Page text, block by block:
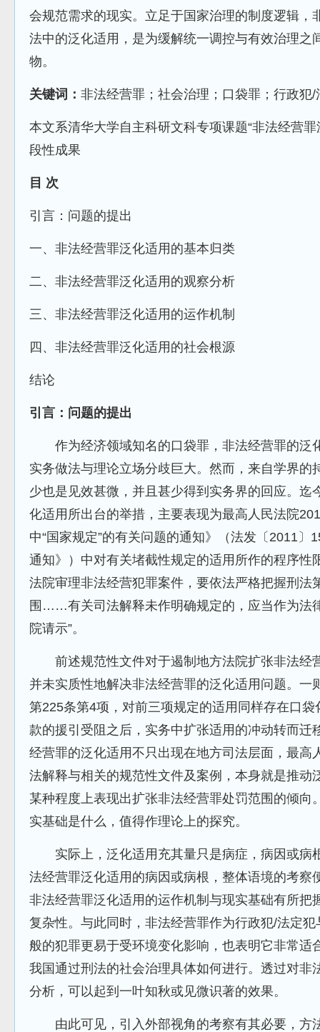
会规范需求的现实。立足于国家治理的制度逻辑，
法中的泛化适用，是为缓解统一调控与有效治理之
物。
关键词： 非法经营罪；社会治理；口袋罪；行政犯
本文系清华大学自主科研文科专项课题“非法经营
段性成果
目 次
引言：问题的提出
一、非法经营罪泛化适用的基本归类
二、非法经营罪泛化适用的观察分析
三、非法经营罪泛化适用的运作机制
四、非法经营罪泛化适用的社会根源
结论
引言：问题的提出
作为经济领域知名的口袋罪，非法经营罪的泛
实务做法与理论立场分歧巨大。然而，来自学界的
少也是见效甚微，并且甚少得到实务界的回应。迄
化适用所出台的举措，主要表现为最高人民法院
中“国家规定”的有关问题的通知》（法发〔2011〕
通知》）中对有关堵截性规定的适用所作的程序性
法院审理非法经营犯罪案件，要依法严格把握刑法
围……有关司法解释未作明确规定的，应当作为法
院请示”。
前述规范性文件对于遏制地方法院扩张非法经
并未实质性地解决非法经营罪的泛化适用问题。一
第225条第4项，对前三项规定的适用同样存在口
款的援引受阻之后，实务中扩张适用的冲动转而迁
经营罪的泛化适用不只出现在地方司法层面，最高
法解释与相关的规范性文件及案例，本身就是推动
某种程度上表现出扩张非法经营罪处罚范围的倾向
实基础是什么，值得作理论上的探究。
实际上，泛化适用充其量只是病症，病因或病
法经营罪泛化适用的病因或病根，整体语境的考察
非法经营罪泛化适用的运作机制与现实基础有所把
复杂性。与此同时，非法经营罪作为行政犯/法定
般的犯罪更易于受环境变化影响，也表明它非常适
我国通过刑法的社会治理具体如何进行。透过对非
分析，可以起到一叶知秋或见微识著的效果。
由此可见，引入外部视角的考察有其必要，方